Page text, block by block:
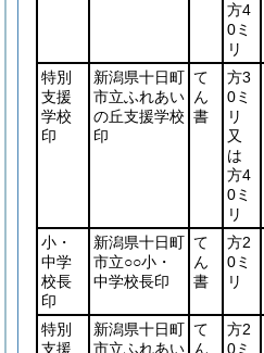
方4
0ミ
リ
特別
支援
学校
印
新潟県十日町
市立ふれあい
の丘支援学校
印
て
ん
書
方3
0ミ
リ
又
は
方4
0ミ
リ
小・
中学
校長
印
新潟県十日町
市立○○小・
中学校長印
て
ん
書
方2
0ミ
リ
特別
支援
新潟県十日町
市立ふれあい
て
ん
方2
0ミ